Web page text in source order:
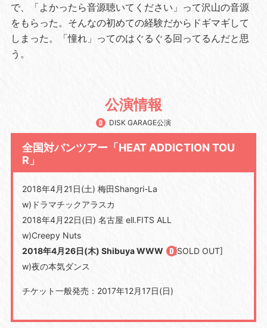
で、「よかったら音源聴いてください」って沢山の音源
をもらった。そんなの初めての経験だからドギマギして
しまった。「憧れ」ってのはぐるぐる回ってるんだと思
う。
公演情報
DISK GARAGE公演
全国対バンツアー「HEAT ADDICTION TOU
R」
2018年4月21日(土) 梅田Shangri-La
w)ドラマチックアラスカ
2018年4月22日(日) 名古屋 ell.FITS ALL
w)Creepy Nuts
2018年4月26日(木) Shibuya WWW
[SOLD OUT]
w)夜の本気ダンス
チケット一般発売：2017年12月17日(日)